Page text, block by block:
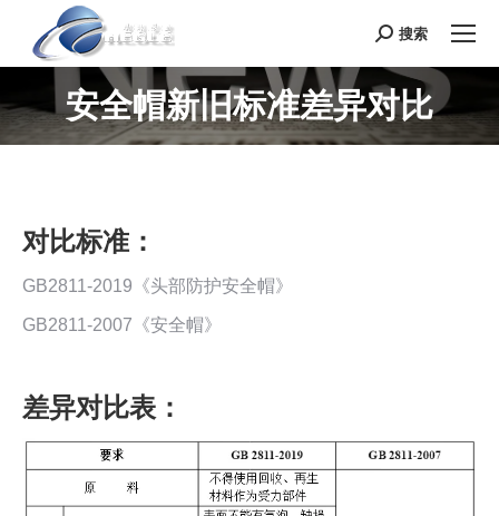
Search:
搜索
安全帽新旧标准差异对比
您在这里：
对比标准：
GB2811-2019《头部防护安全帽》
GB2811-2007《安全帽》
差异对比表：